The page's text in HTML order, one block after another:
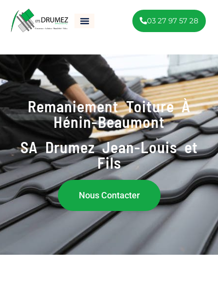
03 27 97 57 28
Remaniement Toiture À
Hénin-Beaumont
SA Drumez Jean-Louis et
Fils
Nous Contacter